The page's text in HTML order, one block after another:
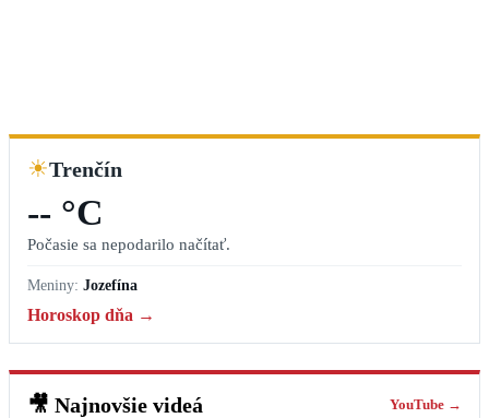
☀Trenčín
-- °C
Počasie sa nepodarilo načítať.
Meniny: Jozefína
Horoskop dňa →
🎥 Najnovšie videá YouTube →